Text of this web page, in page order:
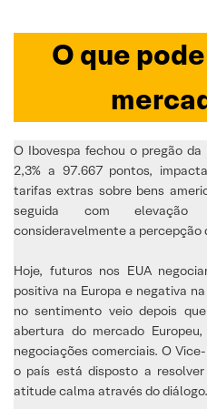
O que
O Ibovespa fechou o pregão
2,3% a 97.667 pontos,
tarifas extras sobre bens
seguida com elevação
consideravelmente a percepção
Hoje, futuros nos EUA
positiva na Europa e negativa
no sentimento veio depois
abertura do mercado
negociações comerciais. O
o país está disposto a
atitude calma através do diálogo.